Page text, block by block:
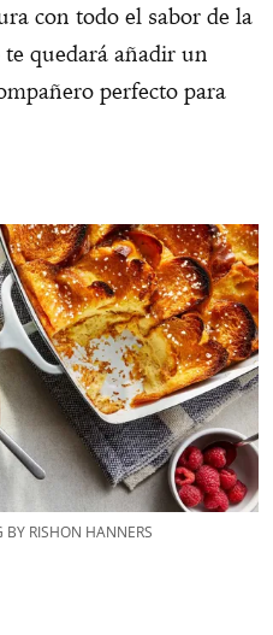
con todo el sabor de la
quedará añadir un
perfecto para
RISHON HANNERS